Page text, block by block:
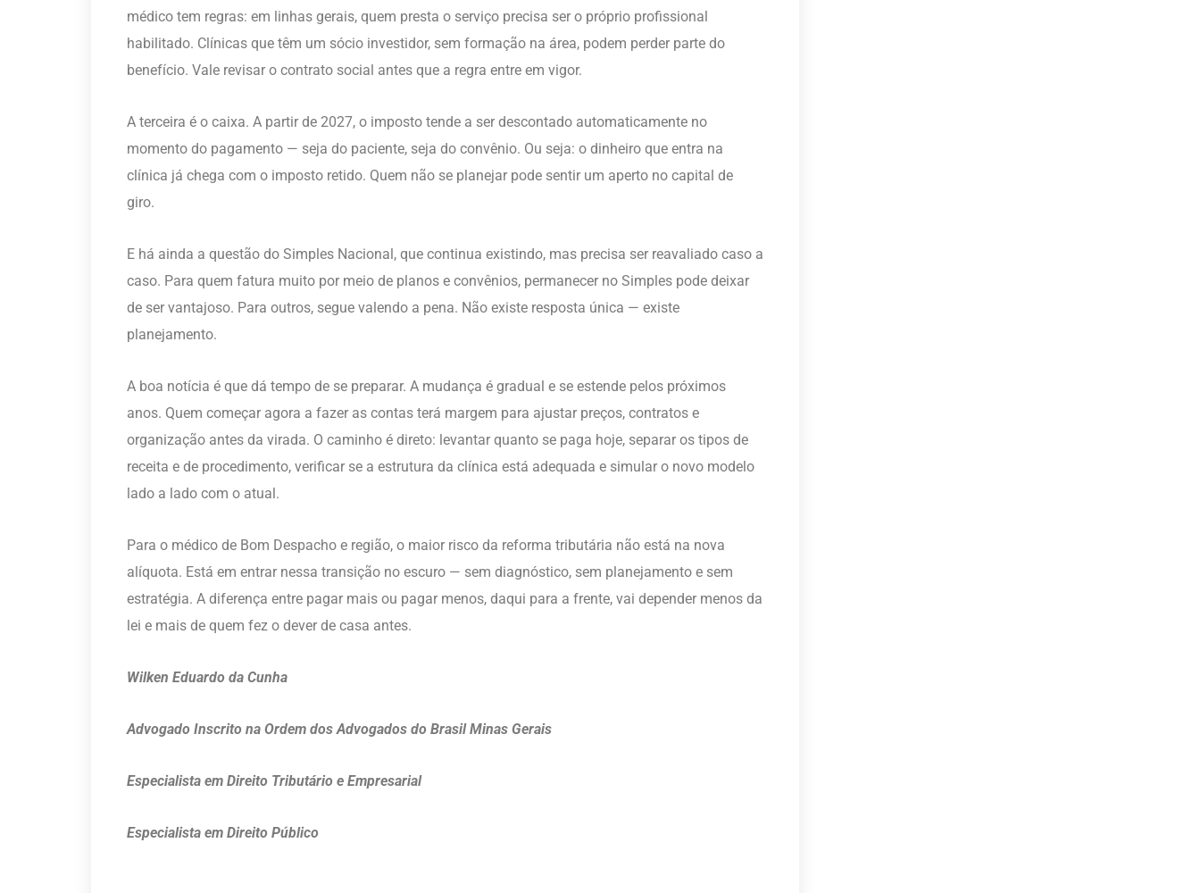
médico tem regras: em linhas gerais, quem presta o serviço precisa ser o próprio profissional
habilitado. Clínicas que têm um sócio investidor, sem formação na área, podem perder parte do
benefício. Vale revisar o contrato social antes que a regra entre em vigor.
A terceira é o caixa. A partir de 2027, o imposto tende a ser descontado automaticamente no
momento do pagamento — seja do paciente, seja do convênio. Ou seja: o dinheiro que entra na
clínica já chega com o imposto retido. Quem não se planejar pode sentir um aperto no capital de
giro.
E há ainda a questão do Simples Nacional, que continua existindo, mas precisa ser reavaliado caso a
caso. Para quem fatura muito por meio de planos e convênios, permanecer no Simples pode deixar
de ser vantajoso. Para outros, segue valendo a pena. Não existe resposta única — existe
planejamento.
A boa notícia é que dá tempo de se preparar. A mudança é gradual e se estende pelos próximos
anos. Quem começar agora a fazer as contas terá margem para ajustar preços, contratos e
organização antes da virada. O caminho é direto: levantar quanto se paga hoje, separar os tipos de
receita e de procedimento, verificar se a estrutura da clínica está adequada e simular o novo modelo
lado a lado com o atual.
Para o médico de Bom Despacho e região, o maior risco da reforma tributária não está na nova
alíquota. Está em entrar nessa transição no escuro — sem diagnóstico, sem planejamento e sem
estratégia. A diferença entre pagar mais ou pagar menos, daqui para a frente, vai depender menos da
lei e mais de quem fez o dever de casa antes.
Wilken Eduardo da Cunha
Advogado Inscrito na Ordem dos Advogados do Brasil Minas Gerais
Especialista em Direito Tributário e Empresarial
Especialista em Direito Público